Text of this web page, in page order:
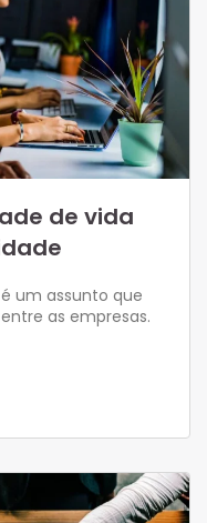
de vida
um assunto que
as empresas.